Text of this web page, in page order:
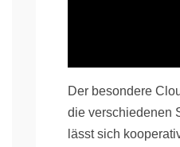
Der besondere
die verschiedenen
lässt sich